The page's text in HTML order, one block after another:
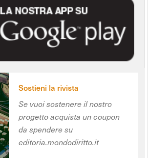
Sostieni la rivista
Se vuoi sostenere il nostro
progetto acquista un coupon
da spendere su
editoria.mondodiritto.it